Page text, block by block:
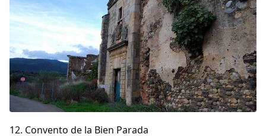
12. Convento de la Bien Parada